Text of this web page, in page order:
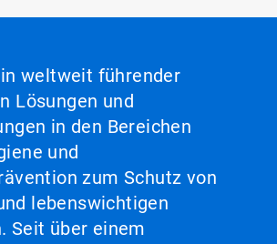
weltweit führender
Lösungen und
in den Bereichen
und
zum Schutz von
lebenswichtigen
Seit über einem